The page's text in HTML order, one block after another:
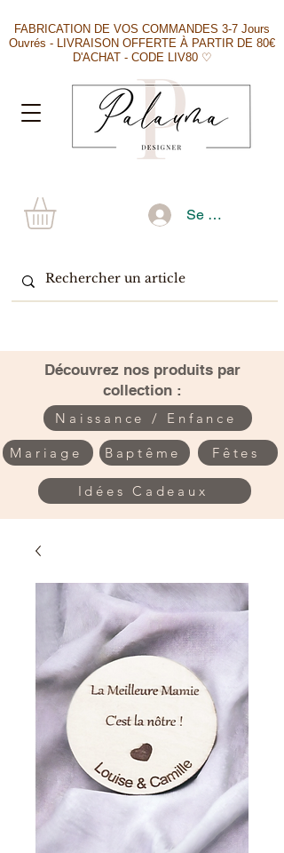
FABRICATION DE VOS COMMANDES 3-7 Jours
Ouvrés - LIVRAISON OFFERTE À PARTIR DE 80€
D'ACHAT - CODE LIV80 ♡
Se connecter
​Découvrez nos produits par
collection :
Naissance / Enfance
Mariage Baptême Fêtes
Idées Cadeaux